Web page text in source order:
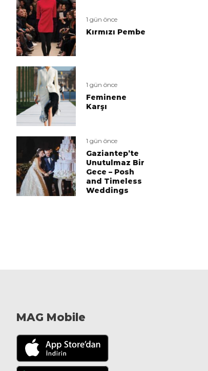
1 gün önce
Kırmızı Pembe
1 gün önce
Feminene
Karşı
1 gün önce
Gaziantep’te
Unutulmaz Bir
Gece – Posh
and Timeless
Weddings
MAG Mobile